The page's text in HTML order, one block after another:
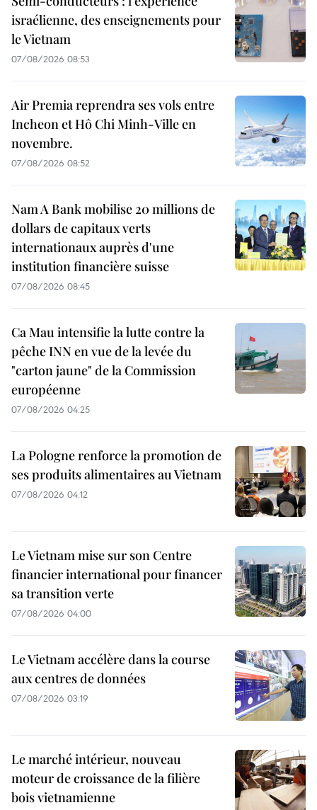
israélienne, des enseignements pour
le Vietnam
07/08/2026 08:53
Air Premia reprendra ses vols entre
Incheon et Hô Chi Minh-Ville en
novembre.
07/08/2026 08:52
Nam A Bank mobilise 20 millions de
dollars de capitaux verts
internationaux auprès d'une
institution financière suisse
07/08/2026 08:45
Ca Mau intensifie la lutte contre la
pêche INN en vue de la levée du
"carton jaune" de la Commission
européenne
07/08/2026 04:25
La Pologne renforce la promotion de
ses produits alimentaires au Vietnam
07/08/2026 04:12
Le Vietnam mise sur son Centre
financier international pour financer
sa transition verte
07/08/2026 04:00
Le Vietnam accélère dans la course
aux centres de données
07/08/2026 03:19
Le marché intérieur, nouveau
moteur de croissance de la filière
bois vietnamienne